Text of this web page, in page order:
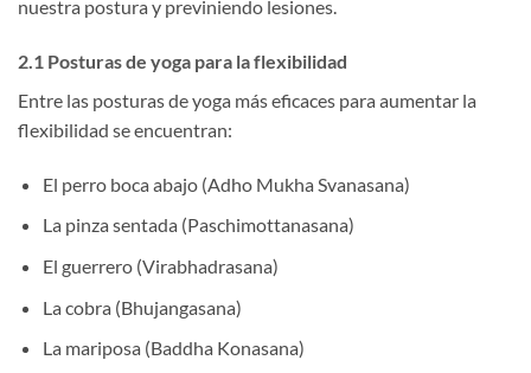
nuestra postura y previniendo lesiones.
2.1 Posturas de yoga para la flexibilidad
Entre las posturas de yoga más eficaces para aumentar la
flexibilidad se encuentran:
El perro boca abajo (Adho Mukha Svanasana)
La pinza sentada (Paschimottanasana)
El guerrero (Virabhadrasana)
La cobra (Bhujangasana)
La mariposa (Baddha Konasana)